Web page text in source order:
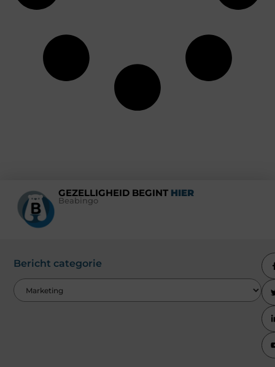
GEZELLIGHEID BEGINT HIER
Beabingo
Bericht categorie